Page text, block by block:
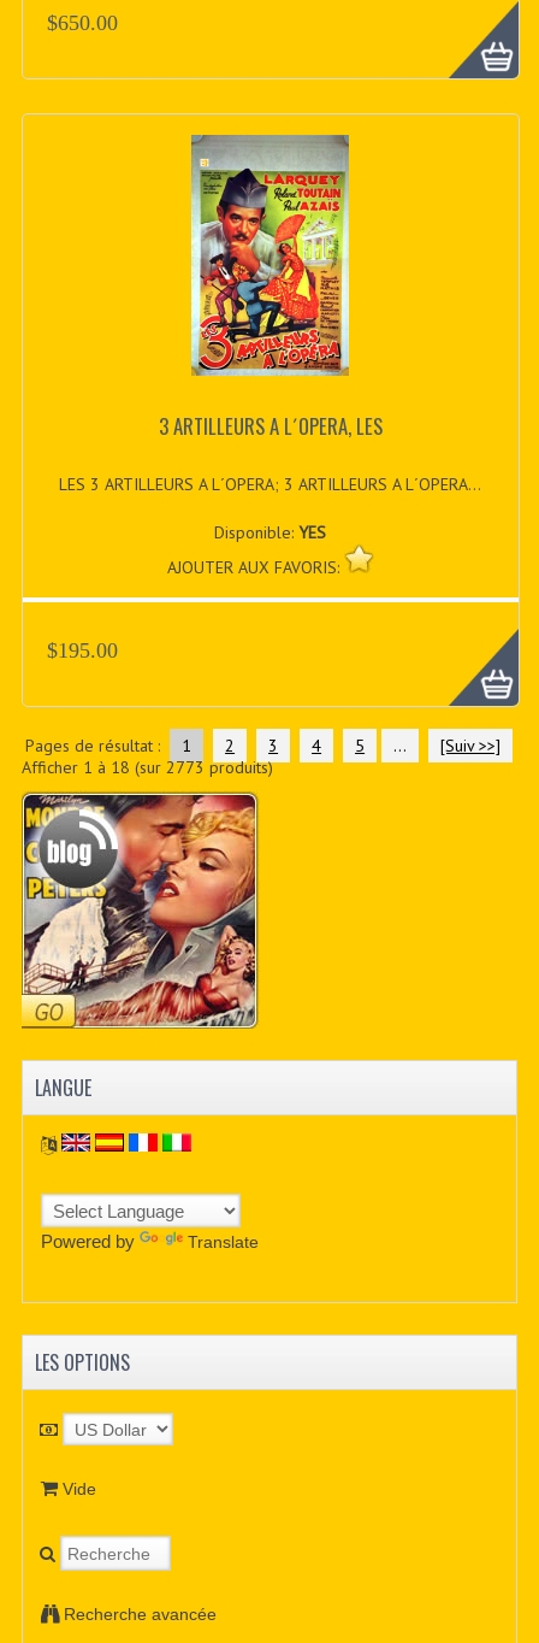
$650.00
3 ARTILLEURS A L´OPERA, LES
LES 3 ARTILLEURS A L´OPERA; 3 ARTILLEURS A L´OPERA...
Disponible:YES
AJOUTER AUX FAVORIS:
$195.00
Pages de résultat : 1 2 3 4 5 ...
[Suiv >>]
Afficher 1 à 18 (sur 2773 produits)
LANGUE
Powered by Translate
LES OPTIONS
Vide
Recherche avancée